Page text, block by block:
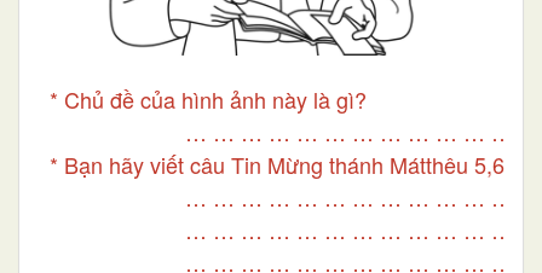
* Chủ đề của hình ảnh này là gì?
… … … … … … … … … … … … …
* Bạn hãy viết câu Tin Mừng thánh Mátthêu 5,6
… … … … … … … … … … … … …
… … … … … … … … … … … … …
… … … … … … … … … … … … …